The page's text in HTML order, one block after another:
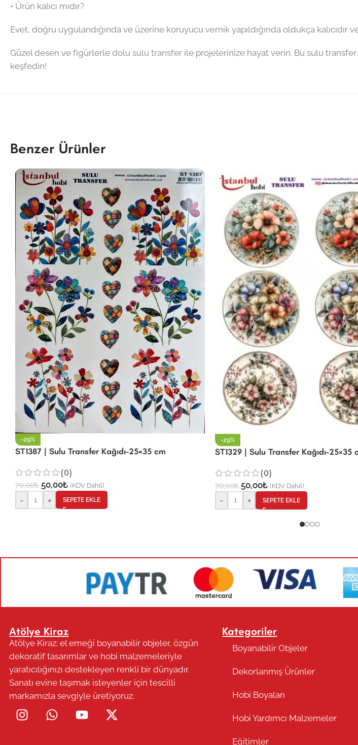
• Ürün kalıcı mıdır?
Evet, doğru uygulandığında ve üzerine koruyucu vernik yapıldığında oldukça kalıcıdır
Güzel desen ve figürlerle dolu sulu transfer ile projelerinize hayat verin. Bu sulu transfer
keşfedin!
Benzer Ürünler
-29%
ST1387 | Sulu Transfer Kağıdı-25×35 cm
(0)
70,00₺ 50,00₺ (KDV Dahil)
- + SEPETE EKLE
-29%
ST1329 | Sulu Transfer Kağıdı-25×35
(0)
70,00₺ 50,00₺ (KDV Dahil)
- + SEPETE EKLE
Atölye Kiraz
Atölye Kiraz; el emeği boyanabilir objeler, özgün
dekoratif tasarımlar ve hobi malzemeleriyle
yaratıcılığınızı destekleyen renkli bir dünyadır.
Sanatı evine taşımak isteyenler için tescilli
markamızla sevgiyle üretiyoruz.
Kategoriler
Boyanabilir Objeler
Dekorlanmış Ürünler
Hobi Boyaları
Hobi Yardımcı Malzemeler
Eğitimler